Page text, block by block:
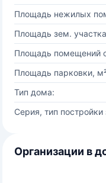
Площадь нежилых
Площадь зем.
Площадь помещений
Площадь парковки,
Тип дома:
Серия, тип постройки
Организации в